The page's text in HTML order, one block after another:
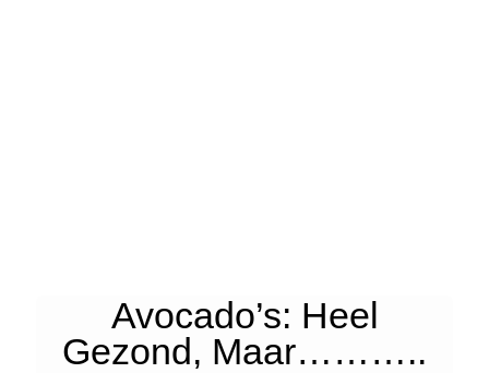
Avocado’s: Heel
Gezond, Maar………..